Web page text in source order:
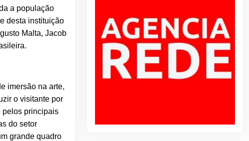
a população
desta instituição
Malta, Jacob
imersão na arte,
o visitante por
pelos principais
do setor
grande quadro